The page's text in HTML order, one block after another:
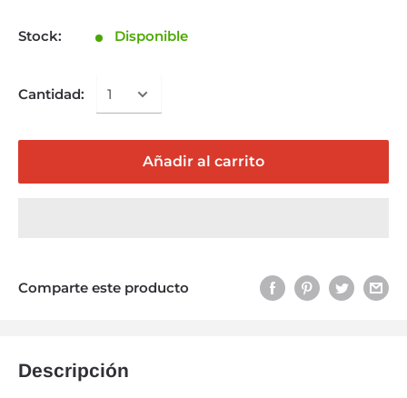
Stock: Disponible
Cantidad:
Añadir al carrito
Comparte este producto
Descripción